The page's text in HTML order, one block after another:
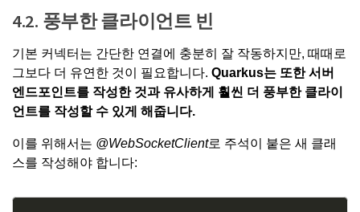
4.2. 풍부한 클라이언트 빈
기본 커넥터는 간단한 연결에 충분히 잘 작동하지만, 때때로
그보다 더 유연한 것이 필요합니다. Quarkus는 또한 서버
엔드포인트를 작성한 것과 유사하게 훨씬 더 풍부한 클라이
언트를 작성할 수 있게 해줍니다.
이를 위해서는 @WebSocketClient로 주석이 붙은 새 클래
스를 작성해야 합니다: